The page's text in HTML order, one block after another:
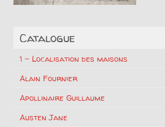
Catalogue
1 – Localisation des maisons
Alain Fournier
Apollinaire Guillaume
Austen Jane